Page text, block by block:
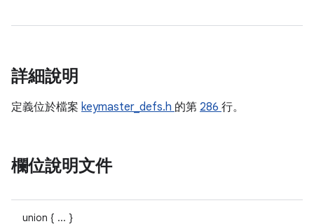
詳細說明
定義位於檔案 keymaster_defs.h 的第 286 行。
欄位說明文件
union { ... }